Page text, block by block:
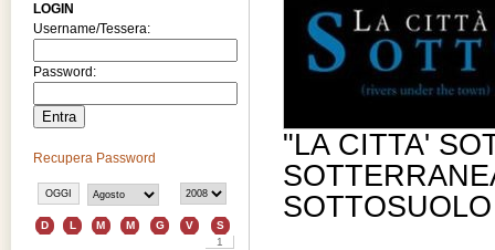
LOGIN
Username/Tessera:
Password:
Recupera Password
"LA CITTA'